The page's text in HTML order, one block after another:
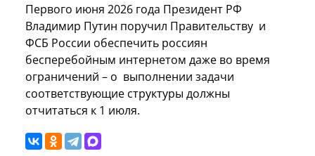
Первого июня 2026 года Президент РФ
Владимир Путин поручил Правительству и
ФСБ России обеспечить россиян
бесперебойным интернетом даже во время
ограничений – о выполнении задачи
соответствующие структуры должны
отчитаться к 1 июля.